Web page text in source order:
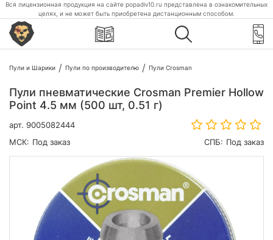
Вся лицензионная продукция на сайте popadiv10.ru представлена в ознакомительных
целях, и не может быть приобретена дистанционным способом.
Пули и Шарики Пули по производителю Пули Crosman
Пули пневматические Crosman Premier Hollow
Point 4.5 мм (500 шт, 0.51 г)
арт. 9005082444
МСК: Под заказ СПБ: Под заказ